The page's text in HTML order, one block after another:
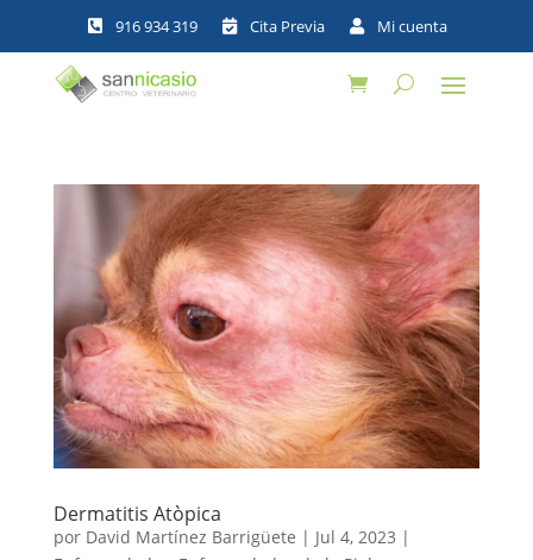
  
Dermatitis Atòpica
por David Martínez Barrigüete | Jul 4, 2023 |